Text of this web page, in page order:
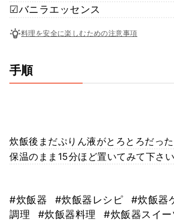
☑︎バニラエッセンス
料理を安全に楽しむための注意事項
手順
炊飯後まだぷりん液がとろとろだっ
保温のまま15分ほど置いてみて下さ
#炊飯器 #炊飯器レシピ #炊飯器
調理
#炊飯器料理 #炊飯器スイー